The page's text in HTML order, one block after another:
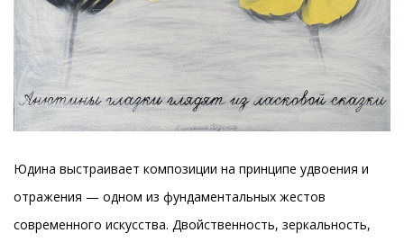
Юдина выстраивает композиции на принципе удвоения и
отражения — одном из фундаментальных жестов
современного искусства. Двойственность, зеркальность,